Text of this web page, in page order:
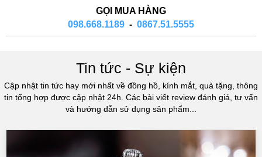
GỌI MUA HÀNG
098.668.1189 - 0867.51.5555
Tin tức - Sự kiện
Cập nhật tin tức hay mới nhất về đồng hồ, kính mắt, quà tặng, thông
tin tổng hợp được cập nhật 24h. Các bài viết review đánh giá, tư vấn
và hướng dẫn sử dụng sản phẩm...